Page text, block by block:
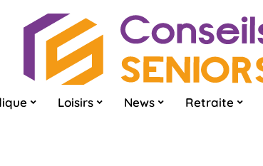
Loisirs News Retraite